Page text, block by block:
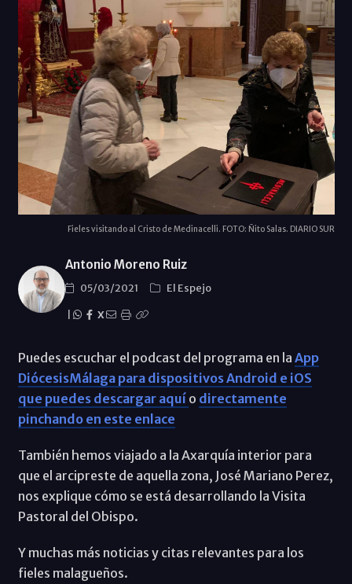
Fieles visitando al Cristo de Medinacelli. FOTO: Ñito Salas. DIARIO SUR
Antonio Moreno Ruiz
05/03/2021
El Espejo
X
Puedes escuchar el podcast del programa en la App
DiócesisMálaga para dispositivos Android e iOS
que puedes descargar aquí o directamente
pinchando en este enlace
También hemos viajado a la Axarquía interior para
que el arcipreste de aquella zona, José Mariano Perez,
nos explique cómo se está desarrollando la Visita
Pastoral del Obispo.
Y muchas más noticias y citas relevantes para los
fieles malagueños.